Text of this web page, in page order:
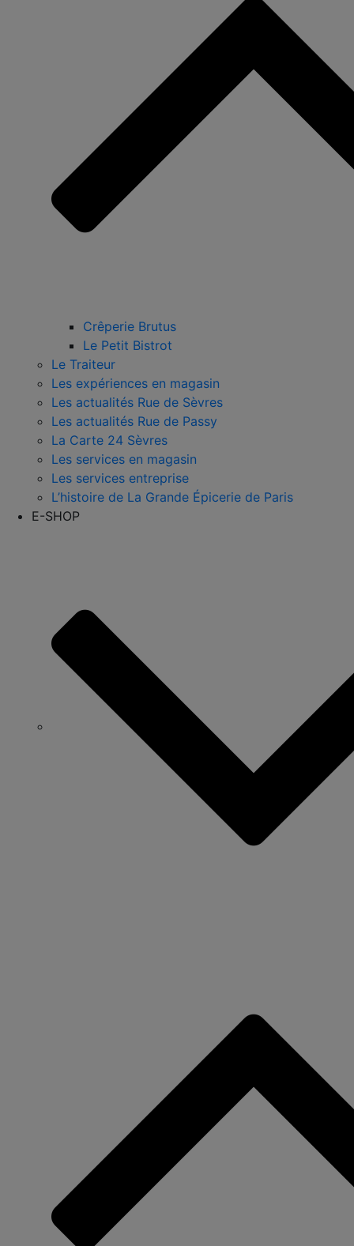
Crêperie Brutus
Le Petit Bistrot
Le Traiteur
Les expériences en magasin
Les actualités Rue de Sèvres
Les actualités Rue de Passy
La Carte 24 Sèvres
Les services en magasin
Les services entreprise
L’histoire de La Grande Épicerie de Paris
E-SHOP